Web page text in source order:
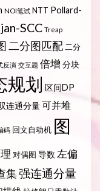
NOI笔试 NTT Pollard-
SCC Treap
二分图匹配 二分
反演 交互题 倍增 分块
规划 区间DP
连通分量可并堆
码 回文自动机 图
对偶图 导数 左偏
集强连通分量